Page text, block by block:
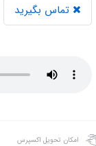
تماس بگیرید
امکان تحویل اکسپرس